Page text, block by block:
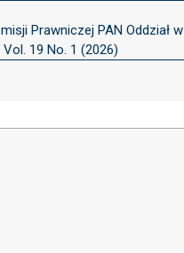
Prawniczej PAN Oddział w
Vol. 19 No. 1 (2026)